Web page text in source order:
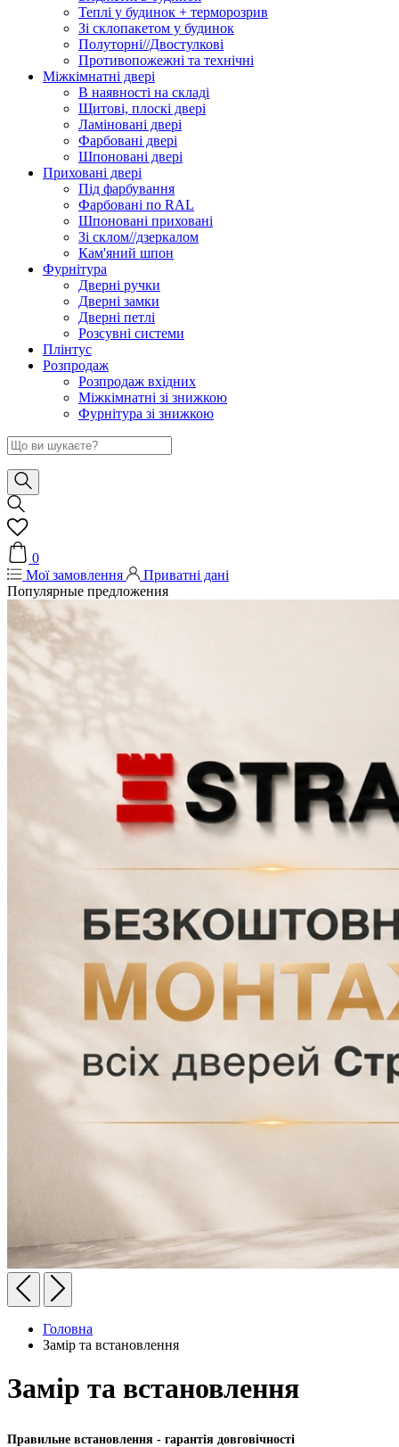
Теплі у будинок + терморозрив
Зі склопакетом у будинок
Полуторні//Двостулкові
Противопожежні та технічні
Міжкімнатні двері
В наявності на складі
Щитові, плоскі двері
Ламіновані двері
Фарбовані двері
Шпоновані двері
Приховані двері
Під фарбування
Фарбовані по RAL
Шпоновані приховані
Зі склом//дзеркалом
Кам'яний шпон
Фурнітура
Дверні ручки
Дверні замки
Дверні петлі
Розсувні системи
Плінтус
Розпродаж
Розпродаж вхідних
Міжкімнатні зі знижкою
Фурнітура зі знижкою
0
Мої замовлення
Приватні дані
Популярные предложения
Головна
Замір та встановлення
Замір та встановлення
Правильне встановлення - гарантія довговічності